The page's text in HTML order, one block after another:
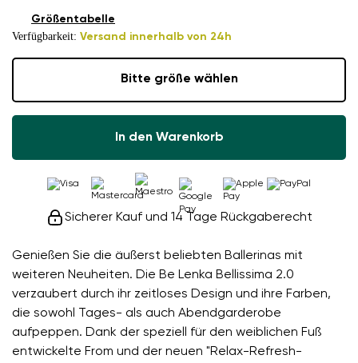
Genießen Sie die äußerst beliebten Ballerinas mit
weiteren Neuheiten. Die Be Lenka Bellissima 2.0
verzaubert durch ihr zeitloses Design und ihre Farben,
die sowohl Tages- als auch Abendgarderobe
aufpeppen. Dank der speziell für den weiblichen Fuß
entwickelte From und der neuen "Relax-Refresh-
Verfügbarkeit: Versand innerhalb von 24h
Größentabelle
Bitte größe wählen
In den Warenkorb
Sicherer Kauf und 14 Tage Rückgaberecht